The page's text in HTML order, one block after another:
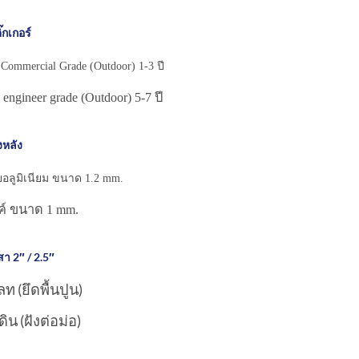
เกอร์
Grade (Outdoor) 1-3 ปี
grade (Outdoor) 5-7 ปี
หลัง
ลูมิเนียม ขนาด 1.2 mm.
ขนาด 1 mm.
2″ / 2.5″
ท (ยึดพื้นปูน)
น (ฝังต่อม่อ)